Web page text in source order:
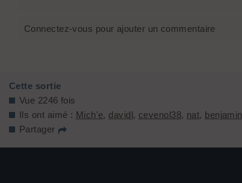
Connectez-vous pour ajouter un commentaire
Cette sortie
Vue 2246 fois
Ils ont aimé : Mich'e, davidl, cevenol38, nat, benjamin
Partager